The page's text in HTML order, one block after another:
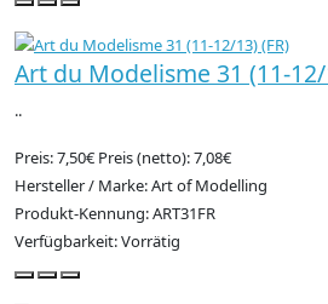
Art du Modelisme 31 (11-12/
..
Preis: 7,50€ Preis (netto): 7,08€
Hersteller / Marke: Art of Modelling
Produkt-Kennung: ART31FR
Verfügbarkeit: Vorrätig